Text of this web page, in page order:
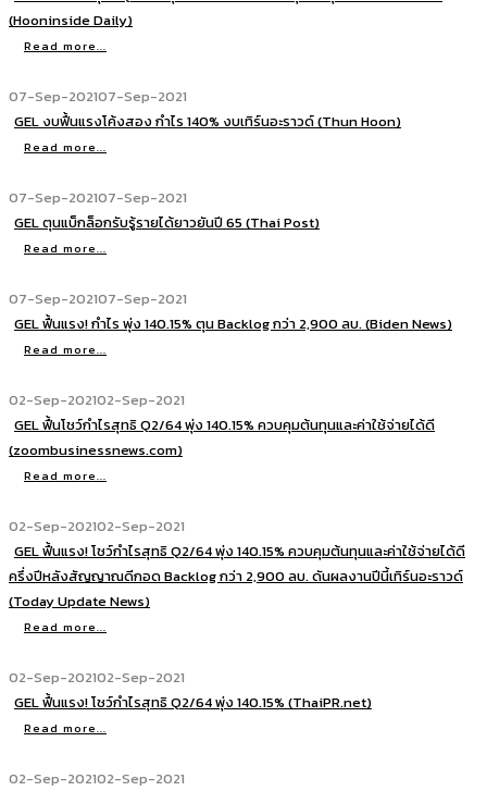
(Hooninside Daily)
Read more...
07-Sep-202107-Sep-2021
GEL งบฟื้นแรงโค้งสอง กำไร 140% งบเทิร์นอะราวด์ (Thun Hoon)
Read more...
07-Sep-202107-Sep-2021
GEL ตุนแบ็กล็อกรับรู้รายได้ยาวยันปี 65 (Thai Post)
Read more...
07-Sep-202107-Sep-2021
GEL ฟื้นแรง! กำไร พุ่ง 140.15% ตุน Backlog กว่า 2,900 ลบ. (Biden News)
Read more...
02-Sep-202102-Sep-2021
GEL ฟื้นโชว์กำไรสุทธิ Q2/64 พุ่ง 140.15% ควบคุมต้นทุนและค่าใช้จ่ายได้ดี
(zoombusinessnews.com)
Read more...
02-Sep-202102-Sep-2021
GEL ฟื้นแรง! โชว์กำไรสุทธิ Q2/64 พุ่ง 140.15% ควบคุมต้นทุนและค่าใช้จ่ายได้ดี
ครึ่งปีหลังสัญญาณดีกอด Backlog กว่า 2,900 ลบ. ดันผลงานปีนี้เทิร์นอะราวด์
(Today Update News)
Read more...
02-Sep-202102-Sep-2021
GEL ฟื้นแรง! โชว์กำไรสุทธิ Q2/64 พุ่ง 140.15% (ThaiPR.net)
Read more...
02-Sep-202102-Sep-2021